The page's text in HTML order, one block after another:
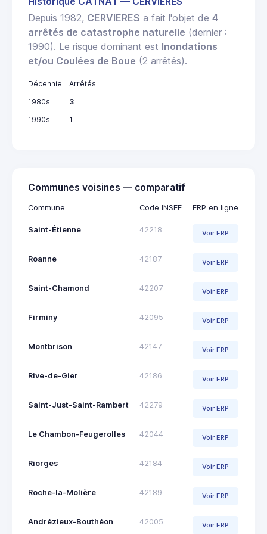
Depuis 1982, CERVIERES a fait l'objet de 4
arrêtés de catastrophe naturelle (dernier :
1990). Le risque dominant est Inondations
et/ou Coulées de Boue (2 arrêtés).
Décennie
Arrêtés
1980s
3
1990s
1
Communes voisines — comparatif
Commune Code INSEE ERP en ligne
Saint-Étienne 42218 Voir ERP
Roanne 42187 Voir ERP
Saint-Chamond 42207 Voir ERP
Firminy 42095 Voir ERP
Montbrison 42147 Voir ERP
Rive-de-Gier 42186 Voir ERP
Saint-Just-Saint-Rambert 42279 Voir ERP
Le Chambon-Feugerolles 42044 Voir ERP
Riorges 42184 Voir ERP
Roche-la-Molière 42189 Voir ERP
Andrézieux-Bouthéon 42005 Voir ERP